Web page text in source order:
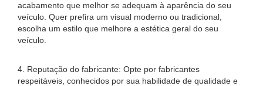
acabamento que melhor se adequam à aparência do seu
veículo. Quer prefira um visual moderno ou tradicional,
escolha um estilo que melhore a estética geral do seu
veículo.
4. Reputação do fabricante: Opte por fabricantes
respeitáveis, conhecidos por sua habilidade de qualidade e